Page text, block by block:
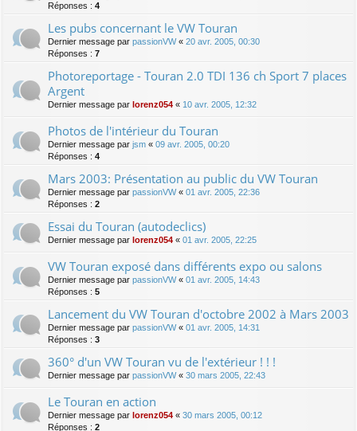
Réponses : 4
Les pubs concernant le VW Touran
Dernier message par passionVW« 20 avr. 2005, 00:30
Réponses : 7
Photoreportage - Touran 2.0 TDI 136 ch Sport 7 places
Argent
Dernier message par lorenz054 « 10 avr. 2005, 12:32
Photos de l'intérieur du Touran
Dernier message par jsm « 09 avr. 2005, 00:20
Réponses : 4
Mars 2003: Présentation au public du VW Touran
Dernier message par passionVW« 01 avr. 2005, 22:36
Réponses : 2
Essai du Touran (autodeclics)
Dernier message par lorenz054 « 01 avr. 2005, 22:25
VW Touran exposé dans différents expo ou salons
Dernier message par passionVW« 01 avr. 2005, 14:43
Réponses : 5
Lancement du VW Touran d'octobre 2002 à Mars 2003
Dernier message par passionVW« 01 avr. 2005, 14:31
Réponses : 3
360° d'un VW Touran vu de l'extérieur ! ! !
Dernier message par passionVW« 30 mars 2005, 22:43
Le Touran en action
Dernier message par lorenz054 « 30 mars 2005, 00:12
Réponses : 2